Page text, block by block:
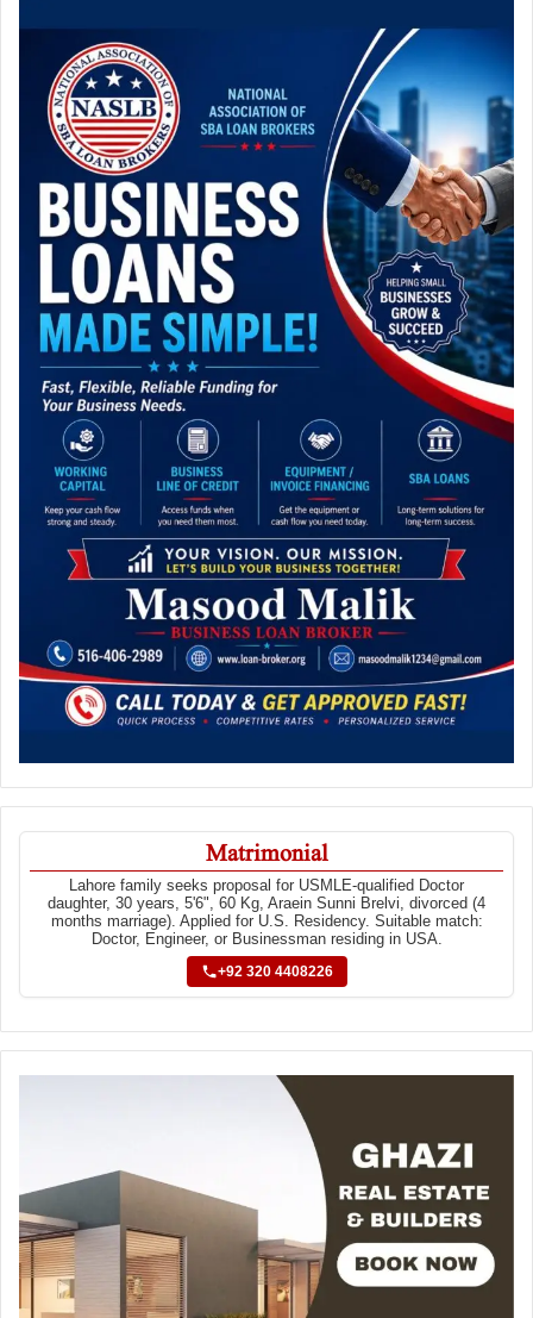
Matrimonial
Lahore family seeks proposal for USMLE-qualified Doctor
daughter, 30 years, 5'6", 60 Kg, Araein Sunni Brelvi, divorced (4
months marriage). Applied for U.S. Residency. Suitable match:
Doctor, Engineer, or Businessman residing in USA.
+92 320 4408226